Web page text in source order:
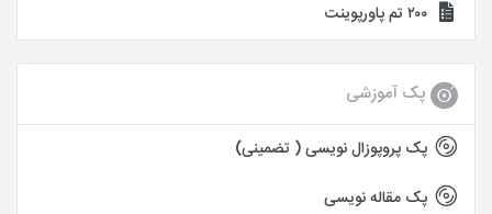
۲۰۰ تم پاورپوینت
پک آموزشی
پک پروپوزال نویسی ( تضمینی)
پک مقاله نویسی